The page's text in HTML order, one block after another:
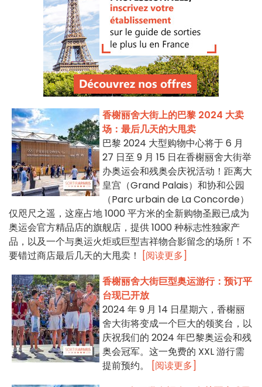
香榭丽舍大街上的巴黎 2024 大卖
场：最后几天的大甩卖
巴黎 2024 大型购物中心将于 6 月
27 日至 9 月 15 日在香榭丽舍大街举
办奥运会和残奥会庆祝活动！距离大
皇宫（Grand Palais）和协和公园
（Parc urbain de La Concorde）
仅咫尺之遥，这座占地 1000 平方米的全新购物圣殿已成为
奥运会官方精品店的旗舰店，提供 1000 种标志性独家产
品，以及一个与奥运火炬或巨型吉祥物合影留念的场所！不
要错过商店最后几天的大甩卖！
[阅读更多]
香榭丽舍大街巨型奥运游行：预订平
台现已开放
2024 年 9 月 14 日星期六，香榭丽
舍大街将变成一个巨大的领奖台，以
庆祝我们的 2024 年巴黎奥运会和残
奥会冠军。这一免费的 XXL 游行需
提前预约。
[阅读更多]